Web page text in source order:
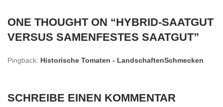
ONE THOUGHT ON “HYBRID-SAATGUT
VERSUS SAMENFESTES SAATGUT”
Pingback: Historische Tomaten - LandschaftenSchmecken
SCHREIBE EINEN KOMMENTAR